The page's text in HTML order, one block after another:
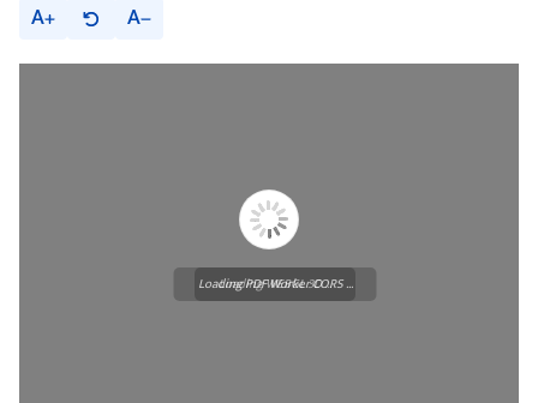
A A
Loading WEBGL 3D ...
Loading PDF Worker CORS ...